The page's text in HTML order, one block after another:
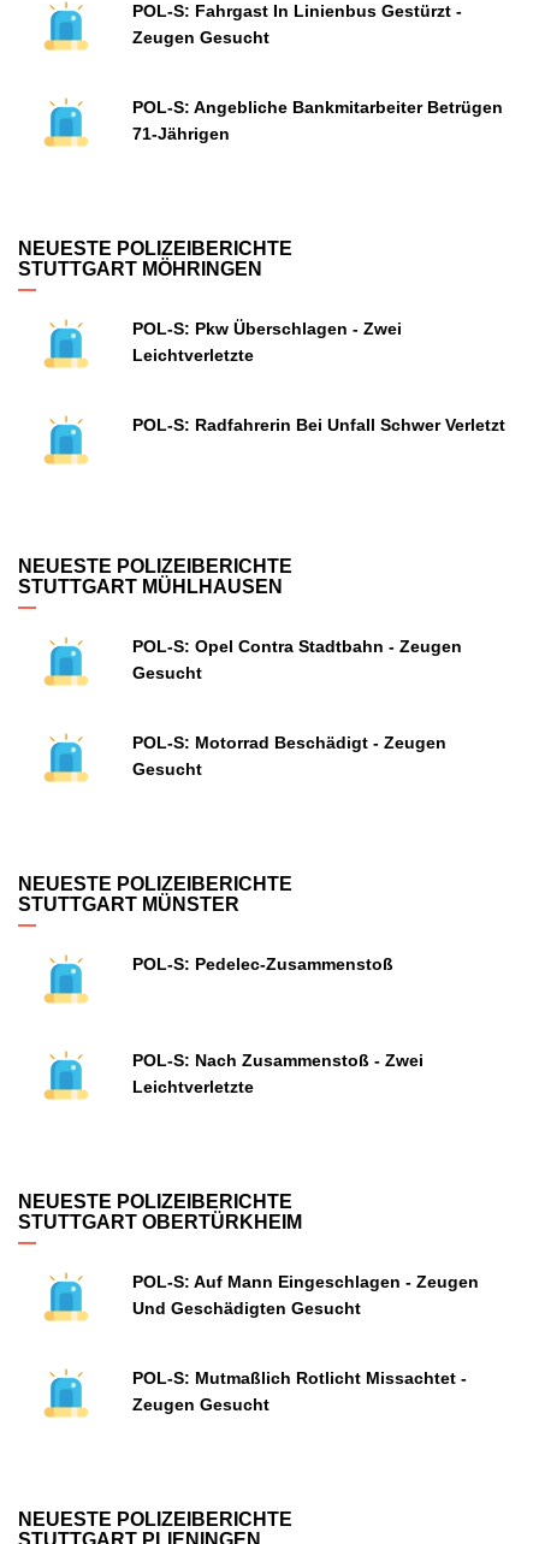
POL-S: Fahrgast In Linienbus Gestürzt -
Zeugen Gesucht
POL-S: Angebliche Bankmitarbeiter Betrügen
71-Jährigen
NEUESTE POLIZEIBERICHTE
STUTTGART MÖHRINGEN
POL-S: Pkw Überschlagen - Zwei
Leichtverletzte
POL-S: Radfahrerin Bei Unfall Schwer Verletzt
NEUESTE POLIZEIBERICHTE
STUTTGART MÜHLHAUSEN
POL-S: Opel Contra Stadtbahn - Zeugen
Gesucht
POL-S: Motorrad Beschädigt - Zeugen
Gesucht
NEUESTE POLIZEIBERICHTE
STUTTGART MÜNSTER
POL-S: Pedelec-Zusammenstoß
POL-S: Nach Zusammenstoß - Zwei
Leichtverletzte
NEUESTE POLIZEIBERICHTE
STUTTGART OBERTÜRKHEIM
POL-S: Auf Mann Eingeschlagen - Zeugen
Und Geschädigten Gesucht
POL-S: Mutmaßlich Rotlicht Missachtet -
Zeugen Gesucht
NEUESTE POLIZEIBERICHTE
STUTTGART PLIENINGEN